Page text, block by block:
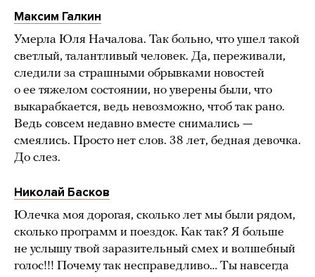
Максим Галкин
Умерла Юля Началова. Так больно, что ушел такой
светлый, талантливый человек. Да, переживали,
следили за страшными обрывками новостей
о ее тяжелом состоянии, но уверены были, что
выкарабкается, ведь невозможно, чтоб так рано.
Ведь совсем недавно вместе снимались —
смеялись. Просто нет слов. 38 лет, бедная девочка.
До слез.
Николай Басков
Юлечка моя дорогая, сколько лет мы были рядом,
сколько программ и поездок. Как так? Я больше
не услышу твой заразительный смех и волшебный
голос!!! Почему так несправедливо… Ты навсегда